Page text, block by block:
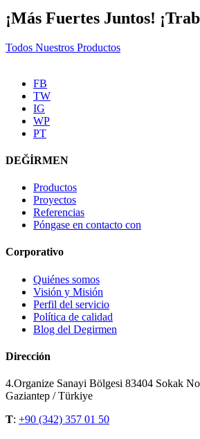
¡Más Fuertes Juntos!
Todos Nuestros Productos
FB
TW
IG
WP
PT
DEĞİRMEN
Productos
Proyectos
Referencias
Póngase en contacto con
Corporativo
Quiénes somos
Visión y Misión
Perfil del servicio
Política de calidad
Blog del Degirmen
Dirección
4.Organize Sanayi Bölgesi 83404 Sokak
Gaziantep / Türkiye
T: +90 (342) 357 01 50